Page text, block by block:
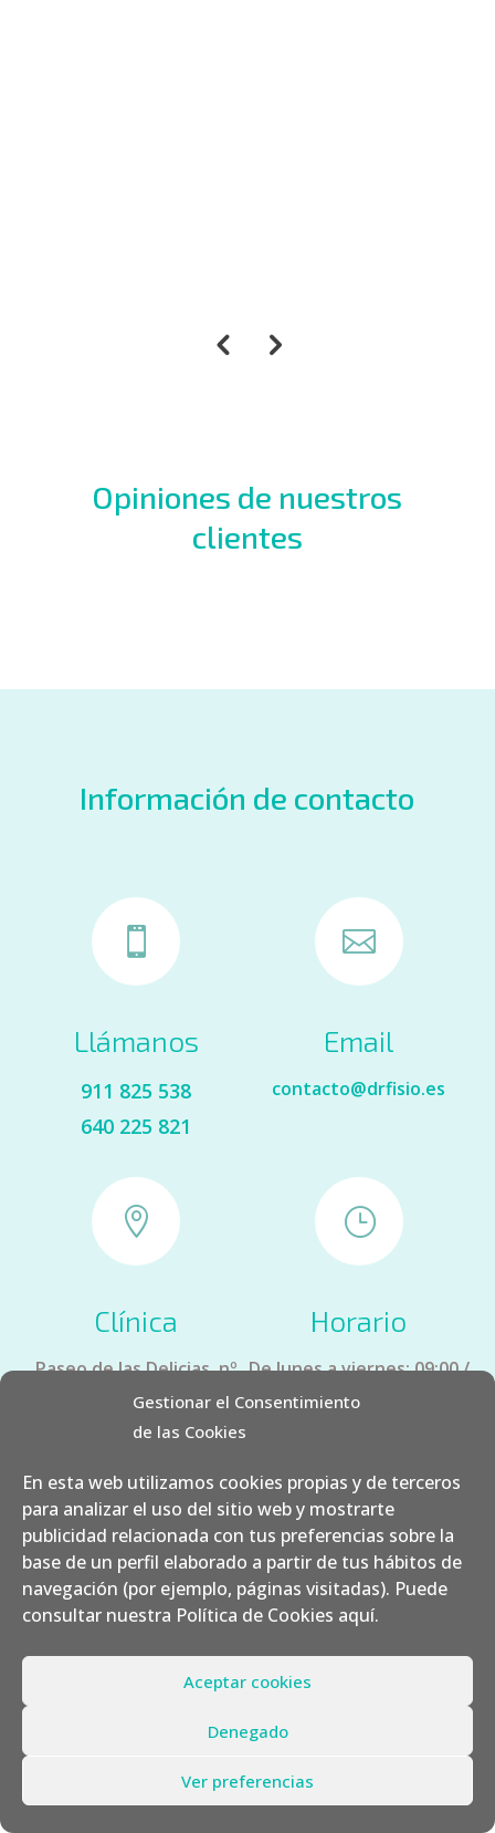
Gestionar el Consentimiento
de las Cookies
En esta web utilizamos cookies propias y de terceros
para analizar el uso del sitio web y mostrarte
publicidad relacionada con tus preferencias sobre la
base de un perfil elaborado a partir de tus hábitos de
navegación (por ejemplo, páginas visitadas). Puede
consultar nuestra Política de Cookies aquí.
Aceptar cookies
Denegado
Ver preferencias
Opiniones de nuestros
clientes
Información de contacto

Llámanos
911 825 538
640 225 821

Email
contacto@drfisio.es

Clínica
Paseo de las Delicias, nº
73
28045 Madrid – España
}
Horario
De lunes a viernes: 09:00 /
21:00 Sábados: 10:00 /
¿Dónde puedes
encontrarnos?